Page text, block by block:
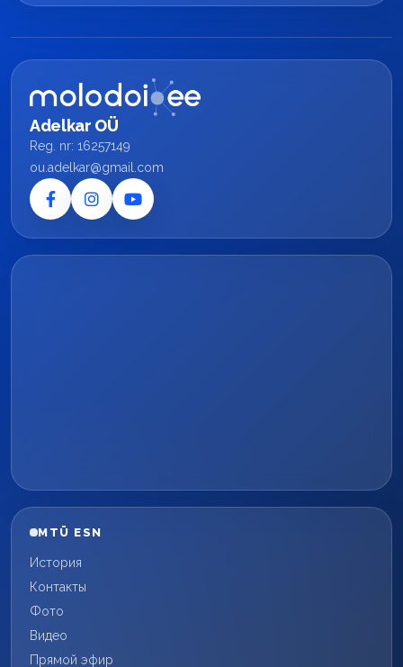
Adelkar OÜ
Reg. nr: 16257149
ou.adelkar@gmail.com
MTÜ ESN
История
Контакты
Фото
Видео
Прямой эфир